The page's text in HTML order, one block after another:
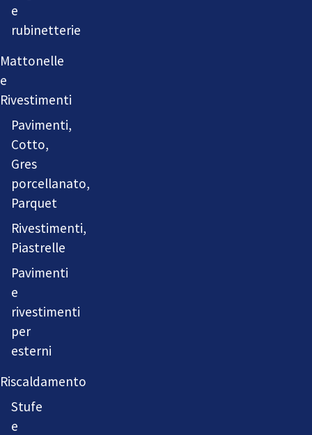
e
rubinetterie
Mattonelle
e
Rivestimenti
Pavimenti,
Cotto,
Gres
porcellanato,
Parquet
Rivestimenti,
Piastrelle
Pavimenti
e
rivestimenti
per
esterni
Riscaldamento
Stufe
e